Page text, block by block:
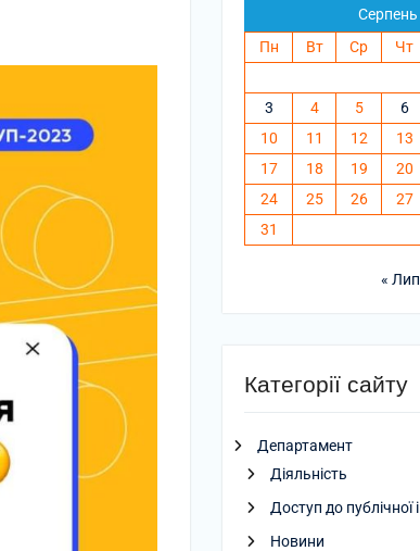
Пн
Вт Ср Чт
3
4 5 6
10
11 12 13
17
18 19 20
24
25 26 27
31
« Лип
Категорії сайту
Департамент
Діяльність
Доступ до публічної
Новини